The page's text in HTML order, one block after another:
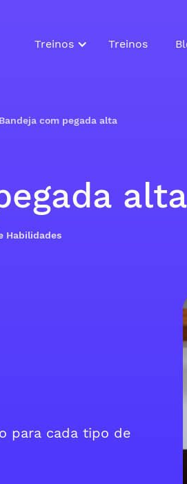
Treinos Treinos
Bandeja com pegada alta
alta
Habilidades
para cada tipo de